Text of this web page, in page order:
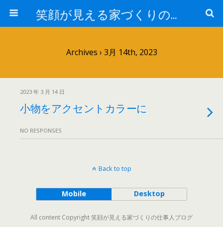
笑顔が見える家づくりの仕事人ブログ
Archives › 3月 14th, 2023
2023 年 3 月 14 日
小物をアクセントカラーに
NO RESPONSES
Back to top
Mobile Desktop
All content Copyright 笑顔が見える家づくりの仕事人ブログ